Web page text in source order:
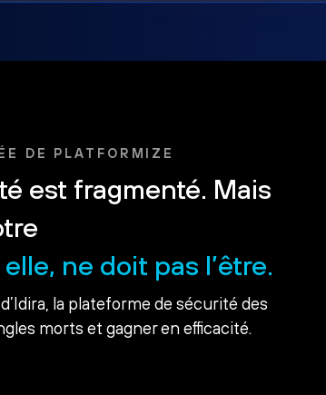
DE PLATFORMIZE
est fragmenté. Mais
ne doit pas l’être.
la plateforme de sécurité des
morts et gagner en efficacité.